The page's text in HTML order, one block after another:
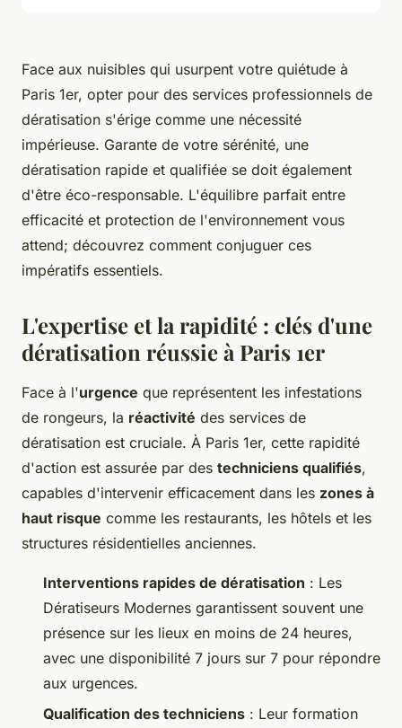
Face aux nuisibles qui usurpent votre quiétude à
Paris 1er, opter pour des services professionnels de
dératisation s'érige comme une nécessité
impérieuse. Garante de votre sérénité, une
dératisation rapide et qualifiée se doit également
d'être éco-responsable. L'équilibre parfait entre
efficacité et protection de l'environnement vous
attend; découvrez comment conjuguer ces
impératifs essentiels.
L'expertise et la rapidité : clés d'une
dératisation réussie à Paris 1er
Face à l'urgence que représentent les infestations
de rongeurs, la réactivité des services de
dératisation est cruciale. À Paris 1er, cette rapidité
d'action est assurée par des techniciens qualifiés,
capables d'intervenir efficacement dans les zones à
haut risque comme les restaurants, les hôtels et les
structures résidentielles anciennes.
Interventions rapides de dératisation : Les
Dératiseurs Modernes garantissent souvent une
présence sur les lieux en moins de 24 heures,
avec une disponibilité 7 jours sur 7 pour répondre
aux urgences.
Qualification des techniciens : Leur formation